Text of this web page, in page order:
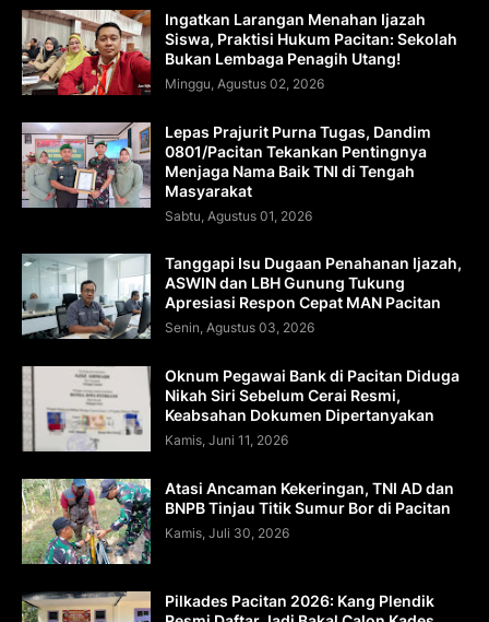
Ingatkan Larangan Menahan Ijazah
Siswa, Praktisi Hukum Pacitan: Sekolah
Bukan Lembaga Penagih Utang!
Minggu, Agustus 02, 2026
Lepas Prajurit Purna Tugas, Dandim
0801/Pacitan Tekankan Pentingnya
Menjaga Nama Baik TNI di Tengah
Masyarakat
Sabtu, Agustus 01, 2026
Tanggapi Isu Dugaan Penahanan Ijazah,
ASWIN dan LBH Gunung Tukung
Apresiasi Respon Cepat MAN Pacitan
Senin, Agustus 03, 2026
Oknum Pegawai Bank di Pacitan Diduga
Nikah Siri Sebelum Cerai Resmi,
Keabsahan Dokumen Dipertanyakan
Kamis, Juni 11, 2026
Atasi Ancaman Kekeringan, TNI AD dan
BNPB Tinjau Titik Sumur Bor di Pacitan
Kamis, Juli 30, 2026
Pilkades Pacitan 2026: Kang Plendik